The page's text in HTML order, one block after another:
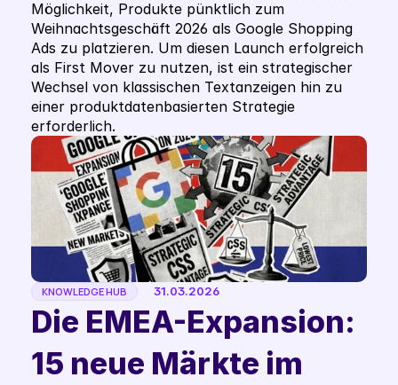
Möglichkeit, Produkte pünktlich zum
Weihnachtsgeschäft 2026 als Google Shopping
Ads zu platzieren. Um diesen Launch erfolgreich
als First Mover zu nutzen, ist ein strategischer
Wechsel von klassischen Textanzeigen hin zu
einer produktdatenbasierten Strategie
erforderlich.
KNOWLEDGE HUB 31.03.2026
Die EMEA-Expansion:
15 neue Märkte im